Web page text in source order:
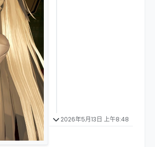
2026年5月13日 上午8:48